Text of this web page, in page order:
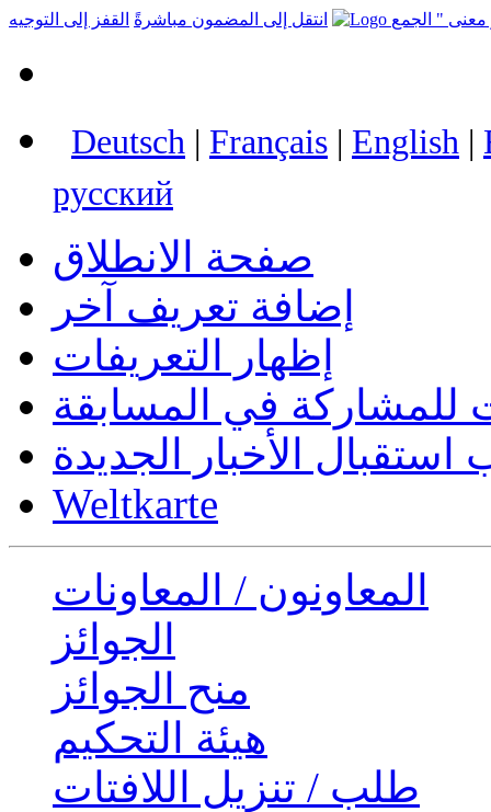
انتقل إلى المضمون مباشرةً القفز إلى التوجيه
Deutsch | Français | English |
русский
صفحة الانطلاق
إضافة تعريف آخر
إظهار التعريفات
للمشاركة في المسابقة
الأخبار الجديدة
Weltkarte
المعاونون / المعاونات
الجوائز
منح الجوائز
هيئة التحكيم
طلب / تنزيل اللافتات